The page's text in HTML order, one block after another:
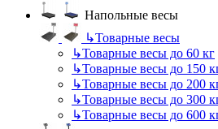
Напольные весы
↳Товарные весы
↳Товарные весы до 60 кг
↳Товарные весы до 150
↳Товарные весы до 200
↳Товарные весы до 300
↳Товарные весы до 600